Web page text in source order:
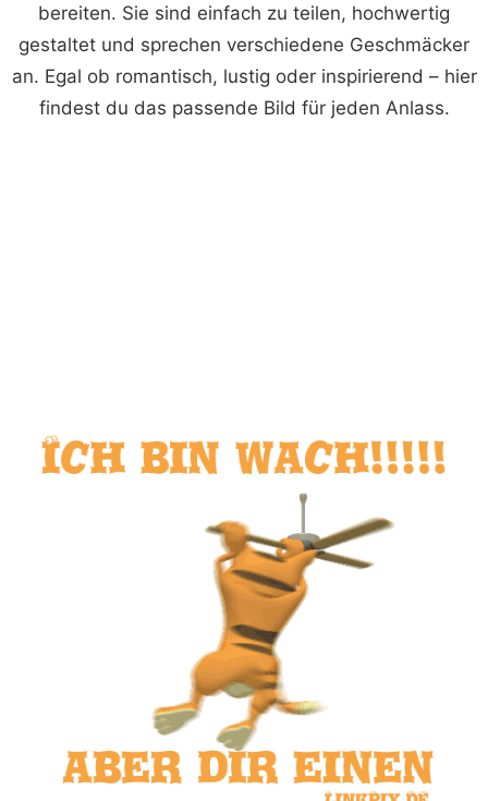
bereiten. Sie sind einfach zu teilen, hochwertig
gestaltet und sprechen verschiedene Geschmäcker
an. Egal ob romantisch, lustig oder inspirierend – hier
findest du das passende Bild für jeden Anlass.